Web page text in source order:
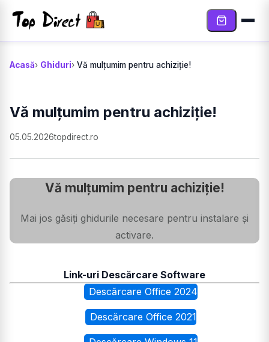
Acasă Ghiduri Vă mulțumim pentru achiziție!
Vă mulțumim pentru achiziție!
05.05.2026topdirect.ro
Vă mulțumim pentru achiziție!
Mai jos găsiți ghidurile necesare pentru instalare și
activare.
Link-uri Descărcare Software
Descărcare Office 2024
Descărcare Office 2021